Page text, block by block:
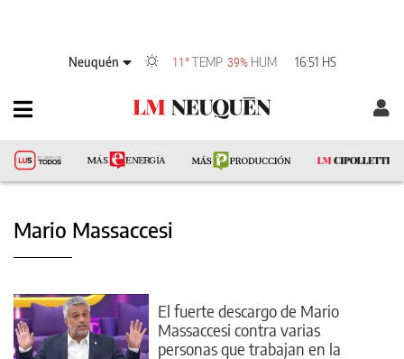
Neuquén 11° TEMP 39% HUM 16:51 HS
Mario Massaccesi
El fuerte descargo de Mario
Massaccesi contra varias
personas que trabajan en la